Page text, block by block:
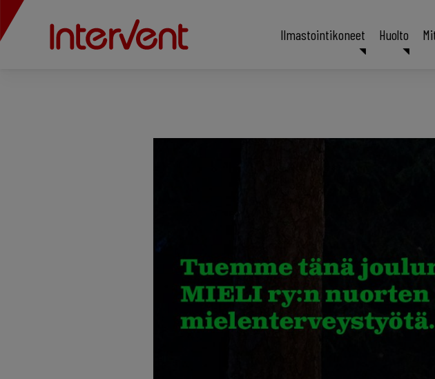
Ilmastointikoneet Huolto